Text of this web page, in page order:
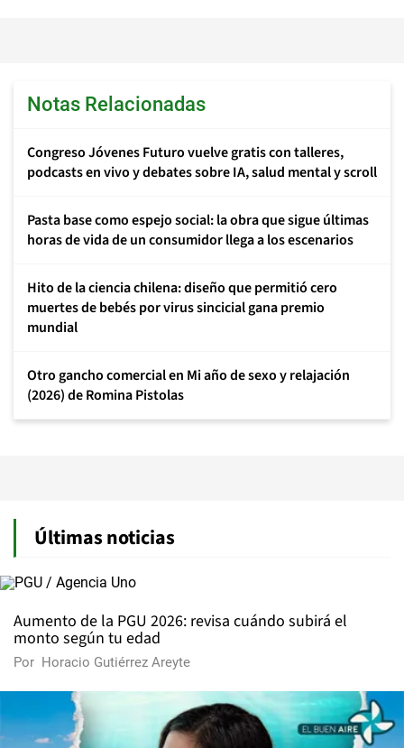
Notas Relacionadas
Congreso Jóvenes Futuro vuelve gratis con talleres,
podcasts en vivo y debates sobre IA, salud mental y scroll
Pasta base como espejo social: la obra que sigue últimas
horas de vida de un consumidor llega a los escenarios
Hito de la ciencia chilena: diseño que permitió cero
muertes de bebés por virus sincicial gana premio
mundial
Otro gancho comercial en Mi año de sexo y relajación
(2026) de Romina Pistolas
Últimas noticias
Aumento de la PGU 2026: revisa cuándo subirá el
monto según tu edad
Por Horacio Gutiérrez Areyte